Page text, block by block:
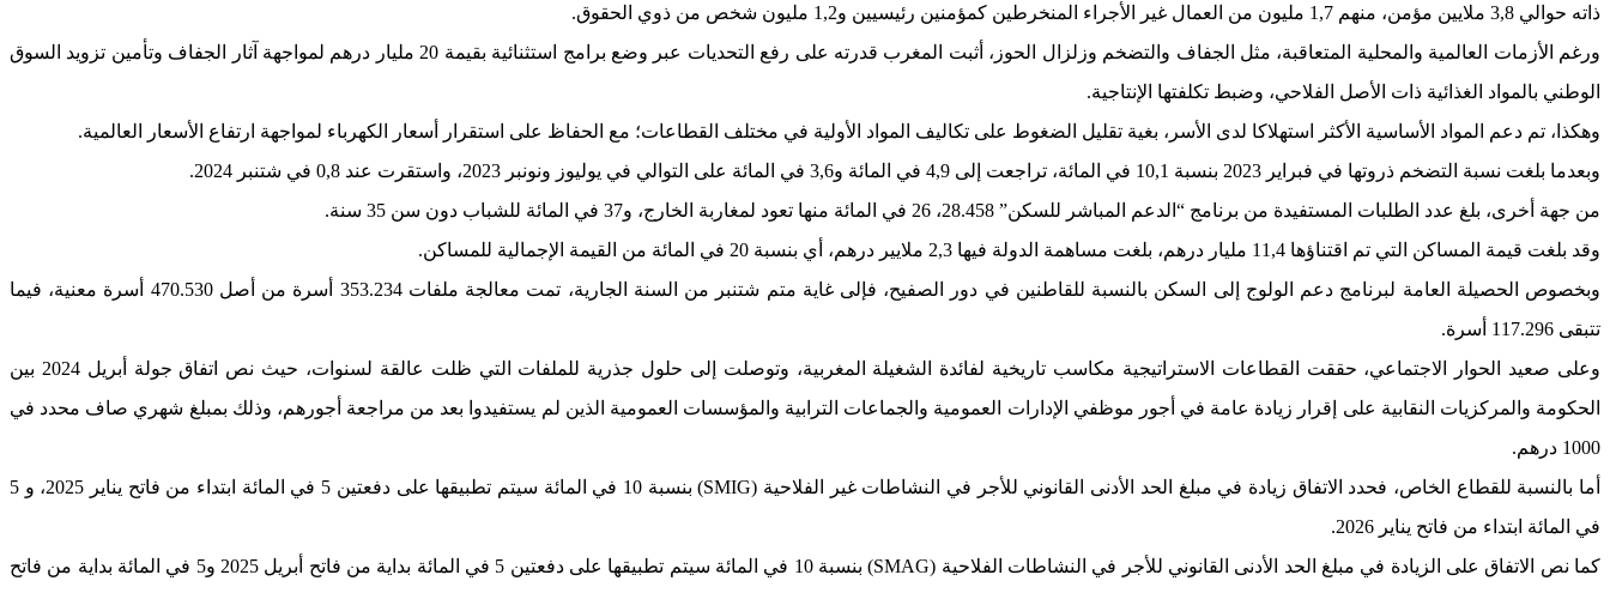
ذاته حوالي 3,8 ملايين مؤمن، منهم 1,7 مليون من العمال غير الأجراء المنخرطين كمؤمنين رئيسيين و1,2 مليون شخص من ذوي الحقوق.
ورغم الأزمات العالمية والمحلية المتعاقبة، مثل الجفاف والتضخم وزلزال الحوز، أثبت المغرب قدرته على رفع التحديات عبر وضع برامج استثنائية بقيمة 20 مليار درهم لمواجهة آثار الجفاف وتأمين تزويد السوق
الوطني بالمواد الغذائية ذات الأصل الفلاحي، وضبط تكلفتها الإنتاجية.
وهكذا، تم دعم المواد الأساسية الأكثر استهلاكا لدى الأسر، بغية تقليل الضغوط على تكاليف المواد الأولية في مختلف القطاعات؛ مع الحفاظ على استقرار أسعار الكهرباء لمواجهة ارتفاع الأسعار العالمية.
وبعدما بلغت نسبة التضخم ذروتها في فبراير 2023 بنسبة 10,1 في المائة، تراجعت إلى 4,9 في المائة و3,6 في المائة على التوالي في يوليوز ونونبر 2023، واستقرت عند 0,8 في شتنبر 2024.
من جهة أخرى، بلغ عدد الطلبات المستفيدة من برنامج “الدعم المباشر للسكن” 28.458، 26 في المائة منها تعود لمغاربة الخارج، و37 في المائة للشباب دون سن 35 سنة.
وقد بلغت قيمة المساكن التي تم اقتناؤها 11,4 مليار درهم، بلغت مساهمة الدولة فيها 2,3 ملايير درهم، أي بنسبة 20 في المائة من القيمة الإجمالية للمساكن.
وبخصوص الحصيلة العامة لبرنامج دعم الولوج إلى السكن بالنسبة للقاطنين في دور الصفيح، فإلى غاية متم شتنبر من السنة الجارية، تمت معالجة ملفات 353.234 أسرة من أصل 470.530 أسرة معنية، فيما
تتبقى 117.296 أسرة.
وعلى صعيد الحوار الاجتماعي، حققت القطاعات الاستراتيجية مكاسب تاريخية لفائدة الشغيلة المغربية، وتوصلت إلى حلول جذرية للملفات التي ظلت عالقة لسنوات، حيث نص اتفاق جولة أبريل 2024 بين
الحكومة والمركزيات النقابية على إقرار زيادة عامة في أجور موظفي الإدارات العمومية والجماعات الترابية والمؤسسات العمومية الذين لم يستفيدوا بعد من مراجعة أجورهم، وذلك بمبلغ شهري صاف محدد في
1000 درهم.
أما بالنسبة للقطاع الخاص، فحدد الاتفاق زيادة في مبلغ الحد الأدنى القانوني للأجر في النشاطات غير الفلاحية (SMIG) بنسبة 10 في المائة سيتم تطبيقها على دفعتين 5 في المائة ابتداء من فاتح يناير 2025، و 5
في المائة ابتداء من فاتح يناير 2026.
كما نص الاتفاق على الزيادة في مبلغ الحد الأدنى القانوني للأجر في النشاطات الفلاحية (SMAG) بنسبة 10 في المائة سيتم تطبيقها على دفعتين 5 في المائة بداية من فاتح أبريل 2025 و5 في المائة بداية من فاتح